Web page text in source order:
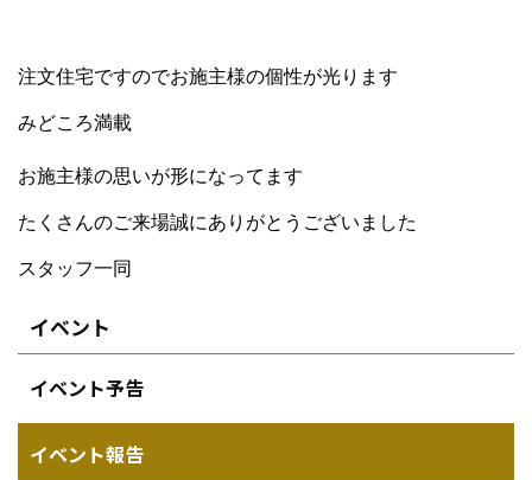
注文住宅ですのでお施主様の個性が光ります
みどころ満載
お施主様の思いが形になってます
たくさんのご来場誠にありがとうございました
スタッフ一同
イベント
イベント予告
イベント報告